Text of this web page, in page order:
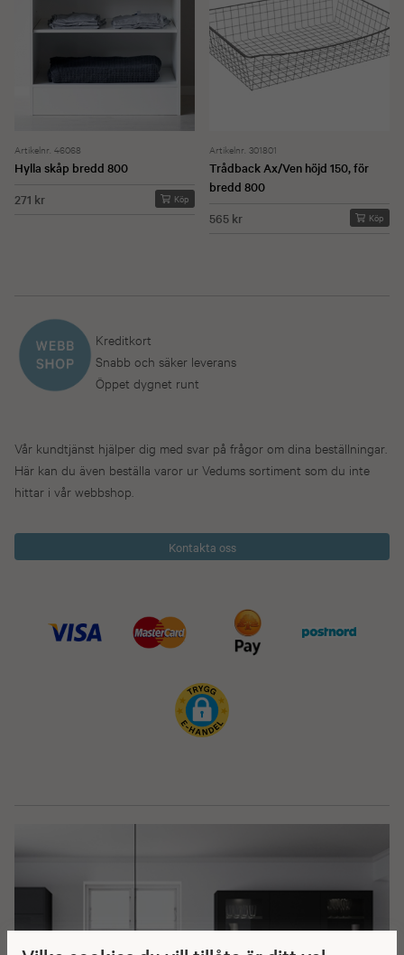
Artikelnr. 46068
Hylla skåp bredd 800
271 kr
Köp
Artikelnr. 301801
Trådback Ax/Ven höjd 150, för
bredd 800
565 kr
Köp
Kreditkort
Snabb och säker leverans
Öppet dygnet runt
Vår kundtjänst hjälper dig med svar på frågor om dina beställningar.
Här kan du även beställa varor ur Vedums sortiment som du inte
hittar i vår webbshop.
Kontakta oss